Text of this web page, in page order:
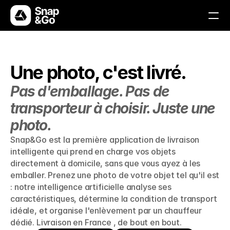
Une photo, c'est livré.
Pas d'emballage. Pas de
transporteur à choisir. Juste une
photo.
Snap&Go est la première application de livraison
intelligente qui prend en charge vos objets
directement à domicile, sans que vous ayez à les
emballer. Prenez une photo de votre objet tel qu'il est
: notre intelligence artificielle analyse ses
caractéristiques, détermine la condition de transport
idéale, et organise l'enlèvement par un chauffeur
dédié. Livraison en France , de bout en bout.
Comment ça marche
FAQs
Contactez-nous
Télécharger l'application
Télécharger l'application